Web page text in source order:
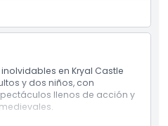
demostraciones
interactivas
del pueblo
en Kryal Castle
y dos niños, con
llenos de acción y